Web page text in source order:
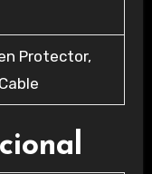
Protector,